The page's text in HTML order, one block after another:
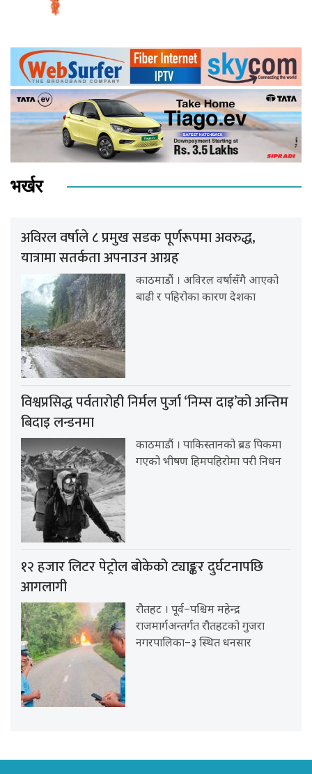
भर्खर
अविरल वर्षाले ८ प्रमुख सडक पूर्णरूपमा अवरुद्ध,
यात्रामा सतर्कता अपनाउन आग्रह
काठमाडौं । अविरल वर्षासँगै आएको
बाढी र पहिरोका कारण देशका
विश्वप्रसिद्ध पर्वतारोही निर्मल पुर्जा ‘निम्स दाइ’को अन्तिम
बिदाइ लन्डनमा
काठमाडौं । पाकिस्तानको ब्रड पिकमा
गएको भीषण हिमपहिरोमा परी निधन
१२ हजार लिटर पेट्रोल बोकेको ट्याङ्कर दुर्घटनापछि
आगलागी
रौतहट । पूर्व–पश्चिम महेन्द्र
राजमार्गअन्तर्गत रौतहटको गुजरा
नगरपालिका–३ स्थित धनसार